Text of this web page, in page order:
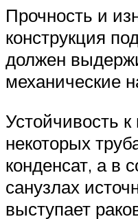
Прочность и
конструкция
должен
механические
Устойчивость
некоторых
конденсат, а в
санузлах
выступает